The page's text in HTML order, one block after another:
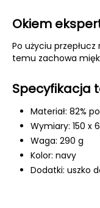
Okiem
Po użyciu
temu zachowa
Specyfikacja
Materiał: 82%
Wymiary: 150 x
Waga: 290 g
Kolor: navy
Dodatki: uszko